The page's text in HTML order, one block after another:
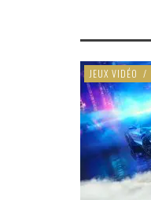
JEUX VIDÉO /